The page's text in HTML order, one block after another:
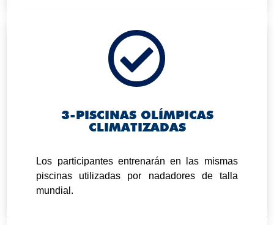

3-PISCINAS OLÍMPICAS
CLIMATIZADAS
Los participantes entrenarán en las mismas
piscinas utilizadas por nadadores de talla
mundial.